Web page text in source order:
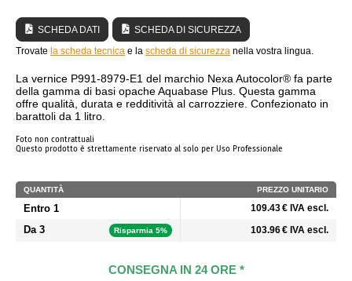
SCHEDA DATI
SCHEDA DI SICUREZZA
Trovate la scheda tecnica e la scheda di sicurezza nella vostra lingua.
La vernice P991-8979-E1 del marchio Nexa Autocolor® fa parte
della gamma di basi opache Aquabase Plus. Questa gamma
offre qualità, durata e redditività al carrozziere. Confezionato in
barattoli da 1 litro.
Foto non contrattuali
Questo prodotto è strettamente riservato al solo per Uso Professionale
QUANTITÀ PREZZO UNITARIO
Entro 1 109.43 € IVA escl.
Da 3 Risparmia 5% 103.96 € IVA escl.
CONSEGNA IN 24 ORE *